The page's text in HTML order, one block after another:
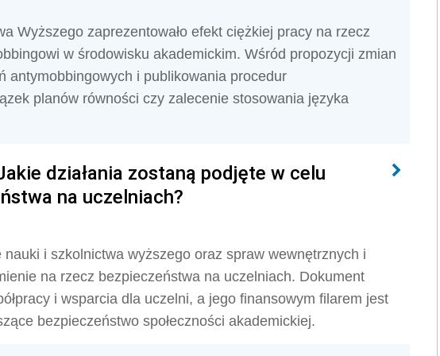
Wyższego zaprezentowało efekt ciężkiej pracy na rzecz
w środowisku akademickim. Wśród propozycji zmian
antymobbingowych i publikowania procedur
planów równości czy zalecenie stosowania języka
działania zostaną podjęte w celu
na uczelniach?
i szkolnictwa wyższego oraz spraw wewnętrznych i
na rzecz bezpieczeństwa na uczelniach. Dokument
i wsparcia dla uczelni, a jego finansowym filarem jest
bezpieczeństwo społeczności akademickiej.